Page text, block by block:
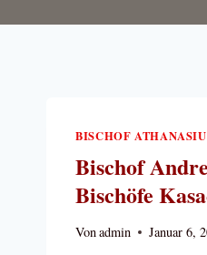
BISCHOF
Bischof
Bischöfe
Vonadmin Januar 6,